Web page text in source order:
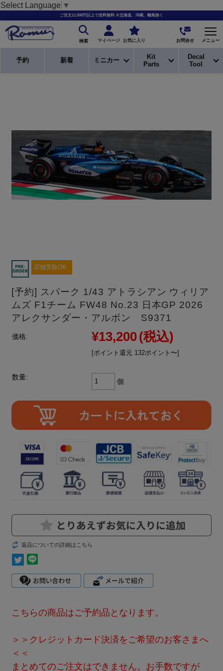
Select Language ▼
ご注文11,000円以上で送料無料 ※北海道、沖縄、離島除く
検索 マイページ お気に入り お問合せ メニュー
予約 新着 ミニカー
Kit
Parts
Decal
Tool
店舗受取OK
[予約] スパーク 1/43 アトラシアン ウィリア
ムズ F1チーム FW48 No.23 日本GP 2026
アレクサンダー・アルボン S9371
価格: ¥13,200(税込)
[ポイント還元 132ポイント〜]
数量:
個
返品についての詳細はこちら
こちらの商品はご予約品となります。
＞＞クレジットカード決済をご希望のお客さまへ
＜＜
まとめてのご注文はできません。お手数ですが